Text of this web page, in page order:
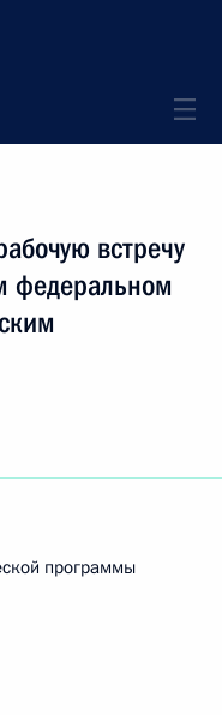
встречу
федеральном
программы